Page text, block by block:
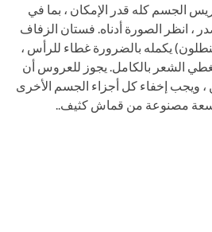
الجسم كله قدر الإمكان ، بما في
، انظر الصورة أدناه. فستان الزفاف
يكمله بالضرورة غطاء للرأس ،
الشعر بالكامل. يجوز للعروس أن
، ويجب إخفاء كل أجزاء الجسم الأخرى
مصنوعة من قماش كثيف..